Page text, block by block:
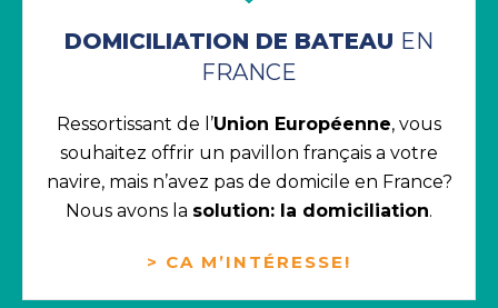
DOMICILIATION DE BATEAU EN
FRANCE
Ressortissant de l’Union Européenne, vous
souhaitez offrir un pavillon français a votre
navire, mais n’avez pas de domicile en France?
Nous avons la solution: la domiciliation.
> CA M’INTÉRESSE!